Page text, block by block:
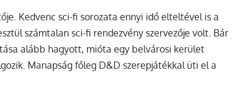
Kedvenc sci-fi sorozata ennyi idő elteltével is a
számtalan sci-fi rendezvény szervezője volt. Bár
alább hagyott, mióta egy belvárosi kerület
Manapság főleg D&D szerepjátékkal üti el a